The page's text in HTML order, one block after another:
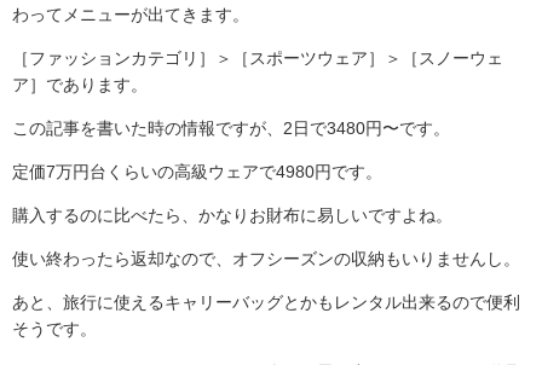
わってメニューが出てきます。
［ファッションカテゴリ］＞［スポーツウェア］＞［スノーウェ
ア］であります。
この記事を書いた時の情報ですが、2日で3480円〜です。
定価7万円台くらいの高級ウェアで4980円です。
購入するのに比べたら、かなりお財布に易しいですよね。
使い終わったら返却なので、オフシーズンの収納もいりませんし。
あと、旅行に使えるキャリーバッグとかもレンタル出来るので便利
そうです。